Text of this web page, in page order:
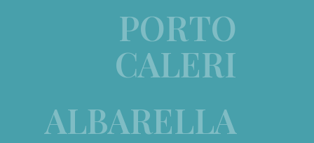
PORTO
CALERI
ALBARELLA